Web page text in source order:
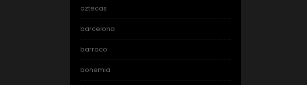
aztecas
barcelona
barroco
bohemia